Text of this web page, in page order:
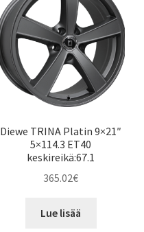
Diewe TRINA Platin 9×21″
5×114.3 ET40
keskireikä:67.1
365.02€
Lue lisää